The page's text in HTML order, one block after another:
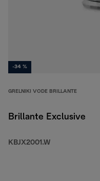
-34 %
GRELNIKI VODE BRILLANTE
Brillante Exclusive
KBJX2001.W